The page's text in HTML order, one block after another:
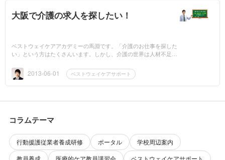
大阪で介護の求人を探したい！
ベストウェイケアアカデミーの馬淵です。「介護のお仕事を探した
い」という方はたくさんいます。しかし、介護の世界は人材不足。
した。求人...2013-06-01 ベストウェイケアサポート
コラムテーマ
行動援護従業者養成研修 ポータル
学校周辺案内
教員養成
医療的ケア教員講習会
ベストウェイケアサポート